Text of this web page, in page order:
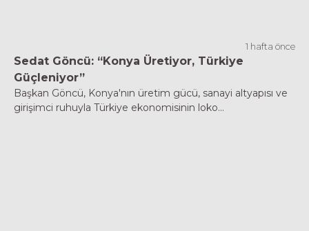
1 hafta önce
Sedat Göncü: “Konya Üretiyor, Türkiye
Güçleniyor”
Başkan Göncü, Konya'nın üretim gücü, sanayi altyapısı ve
girişimci ruhuyla Türkiye ekonomisinin loko...